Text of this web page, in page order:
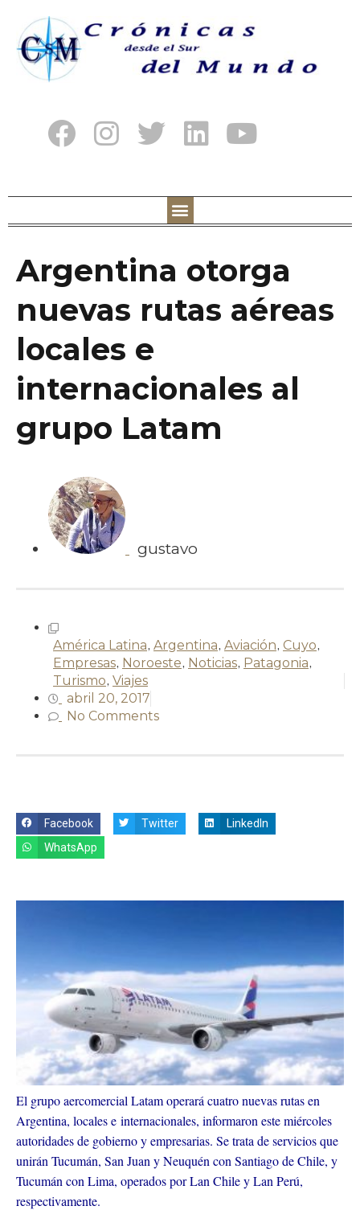
Argentina otorga
nuevas rutas aéreas
locales e
internacionales al
grupo Latam
gustavo
América Latina, Argentina, Aviación, Cuyo,
Empresas, Noroeste, Noticias, Patagonia,
Turismo, Viajes
abril 20, 2017
No Comments
Facebook Twitter
LinkedIn
WhatsApp
El grupo aercomercial Latam operará cuatro nuevas rutas en
Argentina, locales e internacionales, informaron este miércoles
autoridades de gobierno y empresarias. Se trata de servicios que
unirán Tucumán, San Juan y Neuquén con Santiago de Chile, y
Tucumán con Lima, operados por Lan Chile y Lan Perú,
respectivamente.